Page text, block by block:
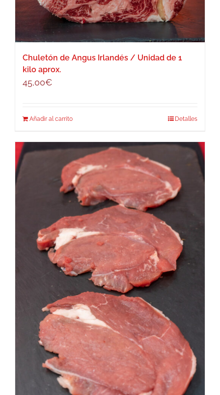
Chuletón de Angus Irlandés / Unidad de 1
kilo aprox.
45,00€
Añadir al carrito Detalles